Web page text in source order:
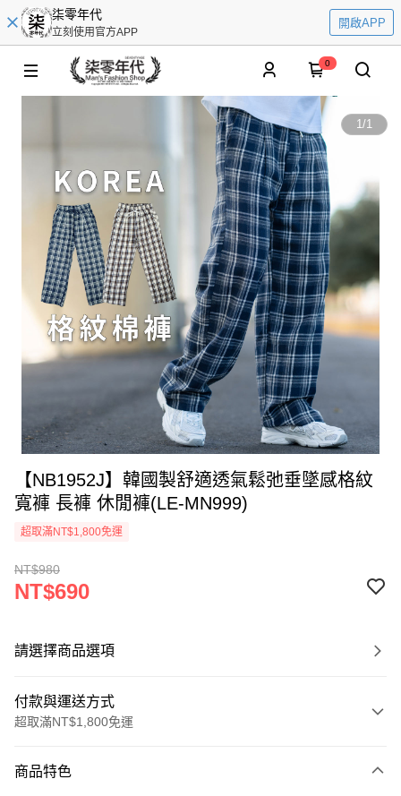
柒零年代
立刻使用官方APP
開啟APP
0
1/1
【NB1952J】韓國製舒適透氣鬆弛垂墜感格紋
寬褲 長褲 休閒褲(LE-MN999)
超取滿NT$1,800免運
NT$980
NT$690
請選擇商品選項
付款與運送方式
超取滿NT$1,800免運
信用卡一次付款
商品特色